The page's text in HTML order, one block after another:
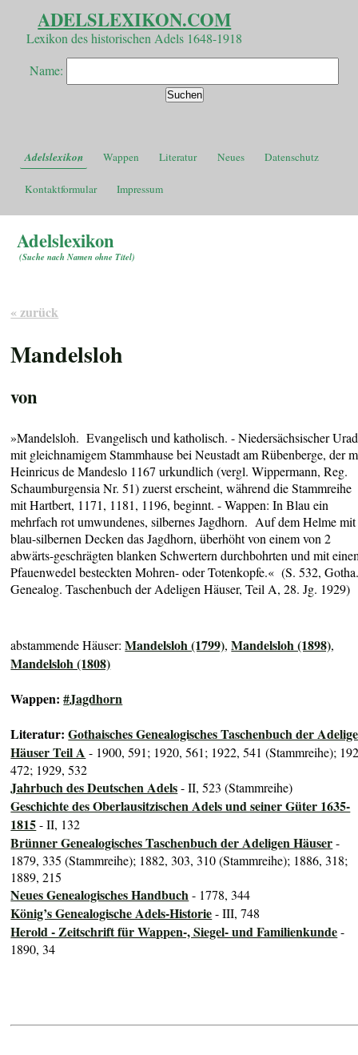
ADELSLEXIKON.COM
Lexikon des historischen Adels 1648-1918
Name:
Adelslexikon Wappen Literatur Neues Datenschutz
Kontaktformular Impressum
Adelslexikon
(Suche nach Namen ohne Titel)
« zurück
Mandelsloh
von
»Mandelsloh. Evangelisch und katholisch. - Niedersächsischer
mit gleichnamigem Stammhause bei Neustadt am Rübenberge, der
Heinricus de Mandeslo 1167 urkundlich (vergl. Wippermann, Reg.
Schaumburgensia Nr. 51) zuerst erscheint, während die Stammreihe
mit Hartbert, 1171, 1181, 1196, beginnt. - Wappen: In Blau ein
mehrfach rot umwundenes, silbernes Jagdhorn. Auf dem Helme mit
blau-silbernen Decken das Jagdhorn, überhöht von einem von 2
abwärts-geschrägten blanken Schwertern durchbohrten und mit
Pfauenwedel besteckten Mohren- oder Totenkopfe.« (S. 532,
Genealog. Taschenbuch der Adeligen Häuser, Teil A, 28. Jg. 1929)
abstammende Häuser:Mandelsloh (1799),Mandelsloh (1898),
Mandelsloh (1808)
Wappen:#Jagdhorn
Literatur:Gothaisches Genealogisches Taschenbuch der
Häuser Teil A - 1900, 591; 1920, 561; 1922, 541 (Stammreihe);
472; 1929, 532
Jahrbuch des Deutschen Adels- II, 523 (Stammreihe)
Geschichte des Oberlausitzischen Adels und seiner Güter 1635-
1815- II, 132
Brünner Genealogisches Taschenbuch der Adeligen Häuser-
1879, 335 (Stammreihe); 1882, 303, 310 (Stammreihe); 1886, 318;
1889, 215
Neues Genealogisches Handbuch- 1778, 344
König’s Genealogische Adels-Historie- III, 748
Herold - Zeitschrift für Wappen-, Siegel- und Familienkunde-
1890, 34